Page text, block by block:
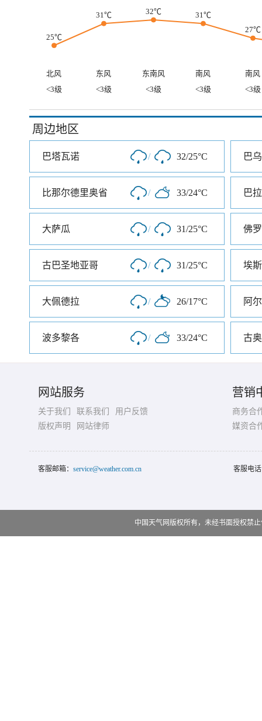
25℃
31℃ 32℃
31℃
27℃
北风 东风 东南风 南风
南风
<3级
<3级 <3级 <3级 <3级
周边地区
巴塔瓦诺 / 32/25°C 巴
比那尔德里奥省 / 33/24°C 巴
大萨瓜 / 31/25°C 佛
古巴圣地亚哥 / 31/25°C 埃
大佩德拉 / 26/17°C 阿
波多黎各 / 33/24°C 古
网站服务
关于我们 联系我们
用户反馈
版权声明
网站律师
营销
商务合
媒资合
客服邮箱： service@weather.com.cn 客服电
中国天气网版权所有，未经书面授权